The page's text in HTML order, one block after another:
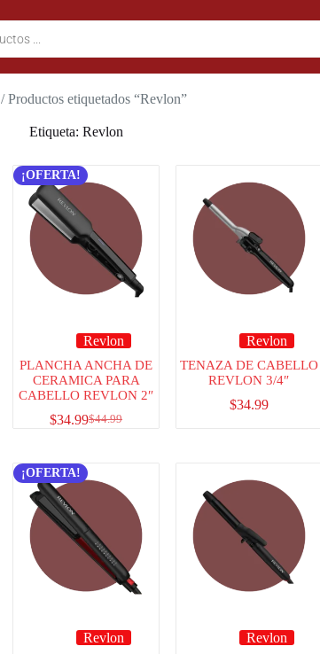
/ Productos etiquetados “Revlon”
Etiqueta: Revlon
¡OFERTA!
Revlon
PLANCHA ANCHA DE
CERAMICA PARA
CABELLO REVLON 2″
$44.99
$34.99
Revlon
TENAZA DE CABELLO
REVLON 3/4″
$34.99
¡OFERTA!
Revlon Revlon